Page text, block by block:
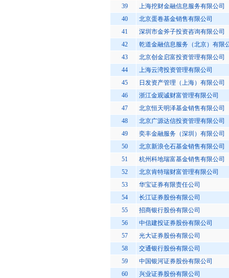
39
上海挖财金融信息服务有限公司
40
北京蛋卷基金销售有限公司
41
深圳市金斧子投资咨询有限公司
42
乾道金融信息服务（北京）有限
43
北京创金启富投资管理有限公司
44
上海云湾投资管理有限公司
45
日发资产管理（上海）有限公司
46
浙江金观诚财富管理有限公司
47
北京恒天明泽基金销售有限公司
48
北京广源达信投资管理有限公司
49
奕丰金融服务（深圳）有限公司
50
北京新浪仓石基金销售有限公司
51
杭州科地瑞富基金销售有限公司
52
北京肯特瑞财富管理有限公司
53
华宝证券有限责任公司
54
长江证券股份有限公司
55
招商银行股份有限公司
56
中信建投证券股份有限公司
57
光大证券股份有限公司
58
交通银行股份有限公司
59
中国银河证券股份有限公司
60
兴业证券股份有限公司